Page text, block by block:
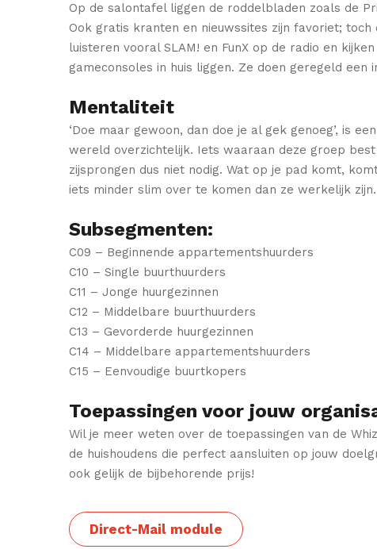
Op de salontafel liggen de roddelbladen zoals de
Ook gratis kranten en nieuwssites zijn favoriet;
luisteren vooral SLAM! en FunX op de radio en
gameconsoles in huis liggen. Ze doen geregeld
Mentaliteit
‘Doe maar gewoon, dan doe je al gek genoeg’, is
wereld overzichtelijk. Iets waaraan deze groep
zijsprongen dus niet nodig. Wat op je pad komt,
iets minder slim over te komen dan ze werkelijk
Subsegmenten:
C09 – Beginnende appartementshuurders
C10 – Single buurthuurders
C11 – Jonge huurgezinnen
C12 – Middelbare buurthuurders
C13 – Gevorderde huurgezinnen
C14 – Middelbare appartementshuurders
C15 – Eenvoudige buurtkopers
Toepassingen voor jouw
Wil je meer weten over de toepassingen van de
de huishoudens die perfect aansluiten op jouw
ook gelijk de bijbehorende prijs!
Direct-Mail module